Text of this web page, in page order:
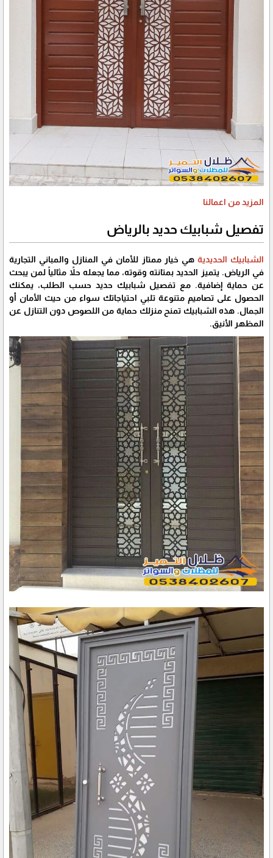
المزيد من اعمالنا
تفصيل شبابيك حديد بالرياض
الشبابيك الحديدية هي خيار ممتاز للأمان في المنازل والمباني التجارية
في الرياض. يتميز الحديد بمتانته وقوته، مما يجعله حلاً مثالياً لمن يبحث
عن حماية إضافية. مع تفصيل شبابيك حديد حسب الطلب، يمكنك
الحصول على تصاميم متنوعة تلبي احتياجاتك سواء من حيث الأمان أو
الجمال. هذه الشبابيك تمنح منزلك حماية من اللصوص دون التنازل عن
المظهر الأنيق.